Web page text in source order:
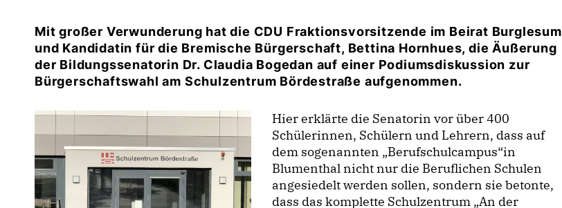
Mit großer Verwunderung hat die CDU Fraktionsvorsitzende im Beirat Burglesum
und Kandidatin für die Bremische Bürgerschaft, Bettina Hornhues, die Äußerung
der Bildungssenatorin Dr. Claudia Bogedan auf einer Podiumsdiskussion zur
Bürgerschaftswahl am Schulzentrum Bördestraße aufgenommen.
Hier erklärte die Senatorin vor über 400
Schülerinnen, Schülern und Lehrern, dass auf
dem sogenannten „Berufschulcampus“in
Blumenthal nicht nur die Beruflichen Schulen
angesiedelt werden sollen, sondern sie betonte,
dass das komplette Schulzentrum „An der